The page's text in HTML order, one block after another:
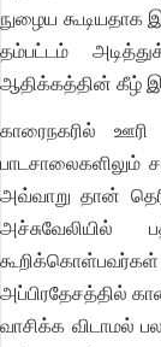
நுழைய கூடியதாக
தம்பட்டம்
ஆதிக்கத்தின் கீழ்
காரைநகரில்
பாடசாலைகளிலும்
அவ்வாறு தான்
கூறிக்கொள்பவர்கள்
அப்பிரதேசத்தில்
வாசிக்க விடாமல்